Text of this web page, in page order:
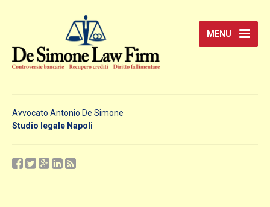
Avvocato Antonio De Simone
Studio legale Napoli
MENU